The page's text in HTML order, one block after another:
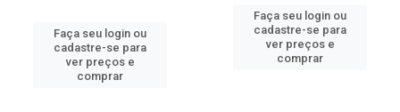
Faça seu login ou
cadastre-se para
ver preços e
comprar
Faça seu login ou
cadastre-se para
ver preços e
comprar